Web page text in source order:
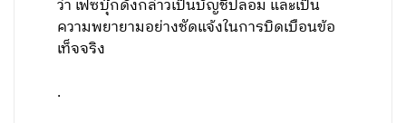
ว่า เฟซบุ๊กดังกล่าวเป็นบัญชีปลอม และเป็น
ความพยายามอย่างชัดแจ้งในการบิดเบือนข้อ
เท็จจริง
.